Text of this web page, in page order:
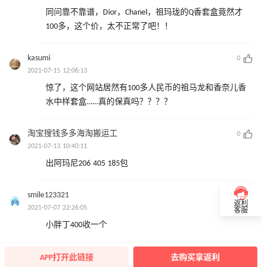
同问靠不靠谱，Dior，Chanel，祖玛珑的Q香套盒竟然才
100多，这个价，太不正常了吧！！
kasumi
0
2021-07-15 12:06:13
惊了，这个网站居然有100多人民币的祖马龙和香奈儿香
水中样套盒……真的保真吗？？？？
淘宝搜钱多多海淘搬运工
0
2021-07-13 10:40:11
出阿玛尼206 405 185包
smile123321
0
2021-07-07 22:26:05
小胖丁400收一个
返利
客服
APP打开此链接 去购买拿返利